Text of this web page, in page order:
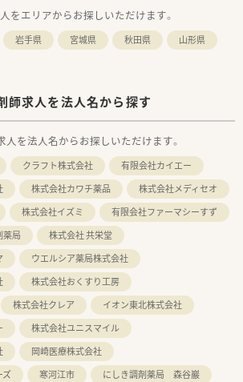
をエリアからお探しいただけます。
岩手県 宮城県 秋田県
山形県
師求人を法人名から探す
を法人名からお探しいただけます。
クラフト株式会社
有限会社カイエー
株式会社カワチ薬品
株式会社メディセオ
株式会社イズミ
有限会社ファーマシーすず
薬局
株式会社 共栄堂
ウエルシア薬局株式会社
株式会社おくすり工房
株式会社クレア
イオン東北株式会社
株式会社ユニスマイル
岡崎医療株式会社
ズ
寒河江市
にしき調剤薬局 森谷巖